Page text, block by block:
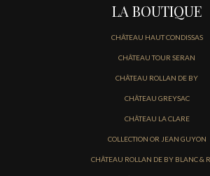
LA BOUTIQUE
CHÂTEAU HAUT CONDISSAS
CHÂTEAU TOUR SERAN
CHÂTEAU ROLLAN DE BY
CHÂTEAU GREYSAC
CHÂTEAU LA CLARE
COLLECTION OR JEAN GUYON
CHÂTEAU ROLLAN DE BY BLANC &